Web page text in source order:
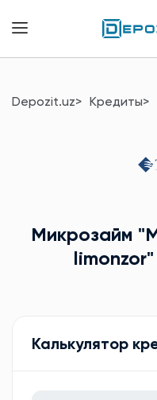
Depozit.uz Кредиты
Микрозайм
limonzor"
Калькулятор